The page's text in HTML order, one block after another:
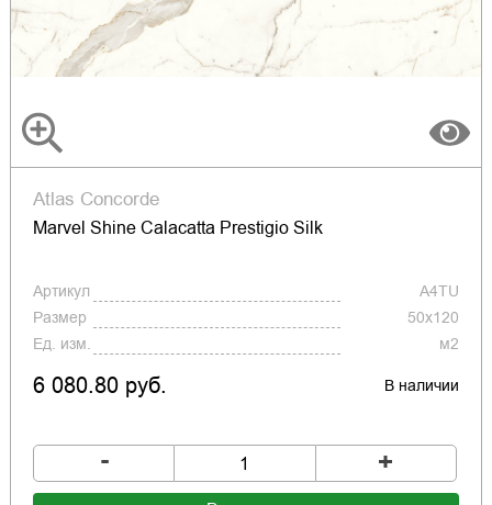
Atlas Concorde
Marvel Shine Calacatta Prestigio Silk
Артикул
A4TU
Размер
50x120
Ед. изм.
м2
6 080.80 руб. В наличии
- +